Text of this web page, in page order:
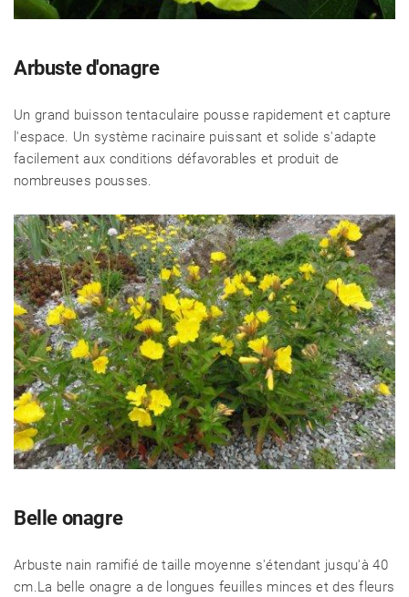
Arbuste d'onagre
Un grand buisson tentaculaire pousse rapidement et capture
l'espace. Un système racinaire puissant et solide s'adapte
facilement aux conditions défavorables et produit de
nombreuses pousses.
Belle onagre
Arbuste nain ramifié de taille moyenne s'étendant jusqu'à 40
cm.La belle onagre a de longues feuilles minces et des fleurs